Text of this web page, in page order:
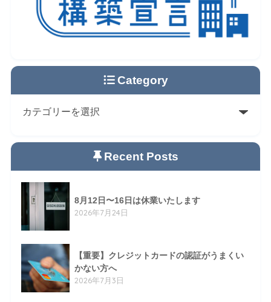
Category
Recent Posts
8月12日〜16日は休業いたします
2026年7月24日
【重要】クレジットカードの認証がうまくい
かない方へ
2026年7月3日